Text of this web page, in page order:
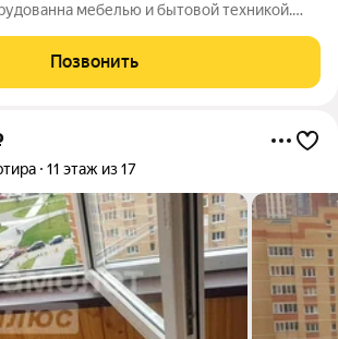
мебелью и бытовой техникой.
, метро , магазины, школа, детский
чистый район,
Позвонить
11 этаж из 17